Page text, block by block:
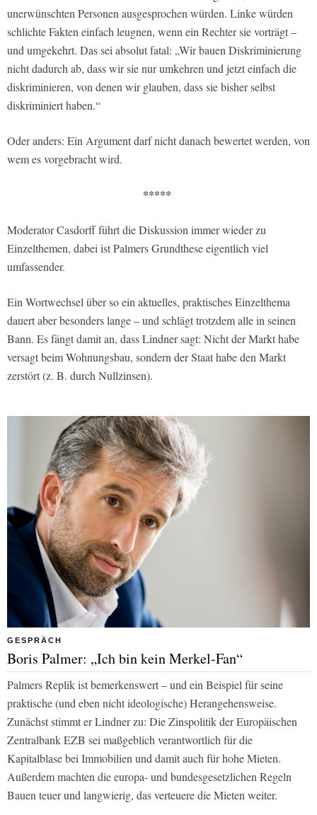
unerwünschten Personen ausgesprochen würden. Linke würden
schlichte Fakten einfach leugnen, wenn ein Rechter sie vorträgt –
und umgekehrt. Das sei absolut fatal: „Wir bauen Diskriminierung
nicht dadurch ab, dass wir sie nur umkehren und jetzt einfach die
diskriminieren, von denen wir glauben, dass sie bisher selbst
diskriminiert haben.“
Oder anders: Ein Argument darf nicht danach bewertet werden, von
wem es vorgebracht wird.
*****
Moderator Casdorff führt die Diskussion immer wieder zu
Einzelthemen, dabei ist Palmers Grundthese eigentlich viel
umfassender.
Ein Wortwechsel über so ein aktuelles, praktisches Einzelthema
dauert aber besonders lange – und schlägt trotzdem alle in seinen
Bann. Es fängt damit an, dass Lindner sagt: Nicht der Markt habe
versagt beim Wohnungsbau, sondern der Staat habe den Markt
zerstört (z. B. durch Nullzinsen).
GESPRÄCH
Boris Palmer: „Ich bin kein Merkel-Fan“
Palmers Replik ist bemerkenswert – und ein Beispiel für seine
praktische (und eben nicht ideologische) Herangehensweise.
Zunächst stimmt er Lindner zu: Die Zinspolitik der Europäischen
Zentralbank EZB sei maßgeblich verantwortlich für die
Kapitalblase bei Immobilien und damit auch für hohe Mieten.
Außerdem machten die europa- und bundesgesetzlichen Regeln
Bauen teuer und langwierig, das verteuere die Mieten weiter.